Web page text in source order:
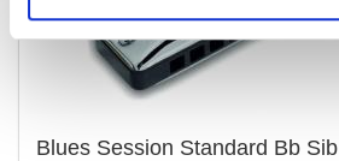
Blues Session Standard Bb Sib